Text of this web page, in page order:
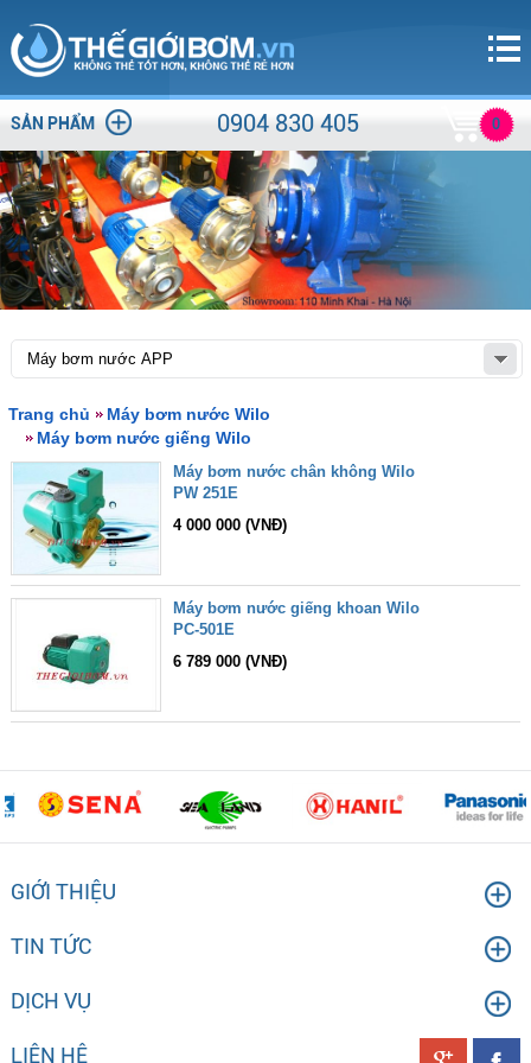
SẢN PHẨM 0904 830 405 0
Trang chủ
Máy bơm nước Wilo
Máy bơm nước giếng Wilo
Máy bơm nước chân không Wilo
PW 251E
4 000 000 (VNĐ)
Máy bơm nước giếng khoan Wilo
PC-501E
6 789 000 (VNĐ)
GIỚI THIỆU
TIN TỨC
DỊCH VỤ
LIÊN HỆ